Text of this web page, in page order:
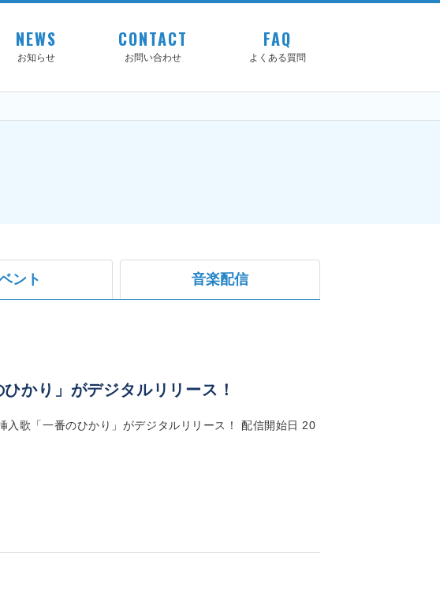
NEWS
お知らせ
CONTACT
お問い合わせ
FAQ
よくある質問
ント 音楽配信
かり」がデジタルリリース！
歌「一番のひかり」がデジタルリリース！ 配信開始日 20